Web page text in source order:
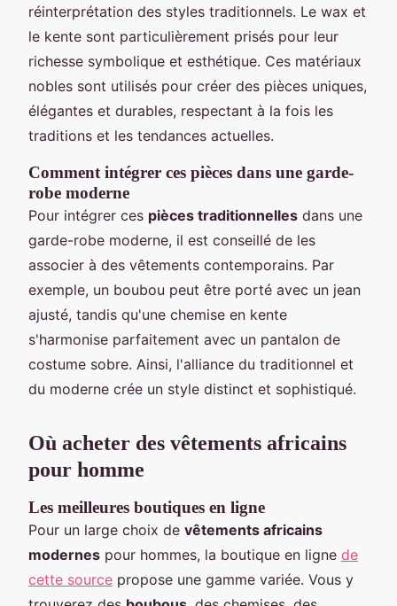
réinterprétation des styles traditionnels. Le wax et
le kente sont particulièrement prisés pour leur
richesse symbolique et esthétique. Ces matériaux
nobles sont utilisés pour créer des pièces uniques,
élégantes et durables, respectant à la fois les
traditions et les tendances actuelles.
Comment intégrer ces pièces dans une garde-
robe moderne
Pour intégrer ces pièces traditionnelles dans une
garde-robe moderne, il est conseillé de les
associer à des vêtements contemporains. Par
exemple, un boubou peut être porté avec un jean
ajusté, tandis qu'une chemise en kente
s'harmonise parfaitement avec un pantalon de
costume sobre. Ainsi, l'alliance du traditionnel et
du moderne crée un style distinct et sophistiqué.
Où acheter des vêtements africains
pour homme
Les meilleures boutiques en ligne
Pour un large choix de vêtements africains
modernes pour hommes, la boutique en ligne de
cette source propose une gamme variée. Vous y